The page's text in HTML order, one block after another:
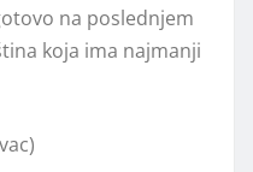
na poslednjem
koja ima najmanji